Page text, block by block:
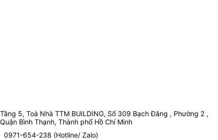
Tầng 5, Toà Nhà TTM BUILDING, Số 309 Bạch Đằng , Phường 2 ,
Quận Bình Thạnh, Thành phố Hồ Chí Minh
0971-654-238 (Hotline/ Zalo)